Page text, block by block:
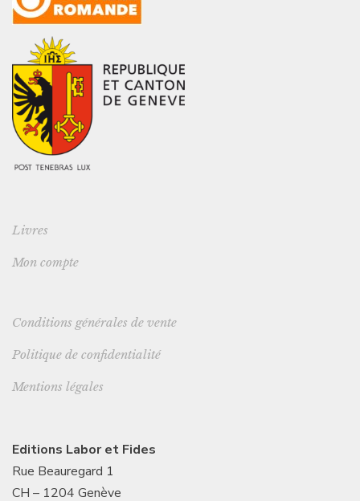
Livres
Mon compte
Conditions générales de vente
Politique de confidentialité
Mentions légales
Editions Labor et Fides
Rue Beauregard 1
CH – 1204 Genève